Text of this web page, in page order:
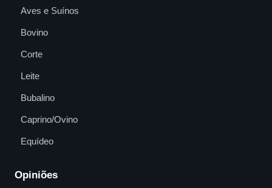
Aves e Suínos
Bovino
Corte
Leite
Bubalino
Caprino/Ovino
Equídeo
Opiniões